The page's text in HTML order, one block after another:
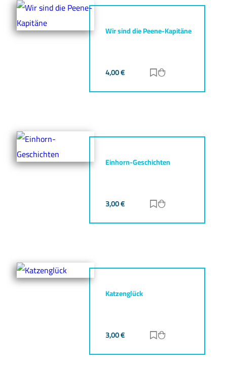
Wir sind die Peene-Kapitäne
4,00€ Zur Merkliste
Einhorn-Geschichten
3,00€ Zur Merkliste
Katzenglück
3,00€ Zur Merkliste